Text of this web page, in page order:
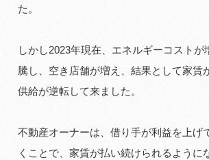
た。
しかし2023年現在、エネルギーコストが
騰し、空き店舗が増え、結果として家賃
供給が逆転して来ました。
不動産オーナーは、借り手が利益を上げ
くことで、家賃が払い続けられるように